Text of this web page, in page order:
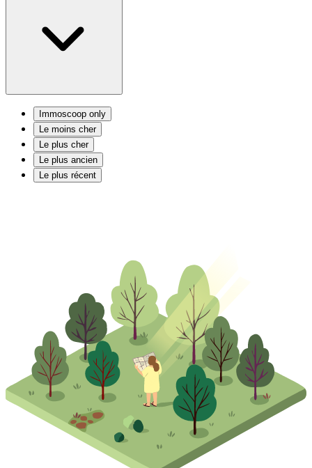
Immoscoop only
Le moins cher
Le plus cher
Le plus ancien
Le plus récent